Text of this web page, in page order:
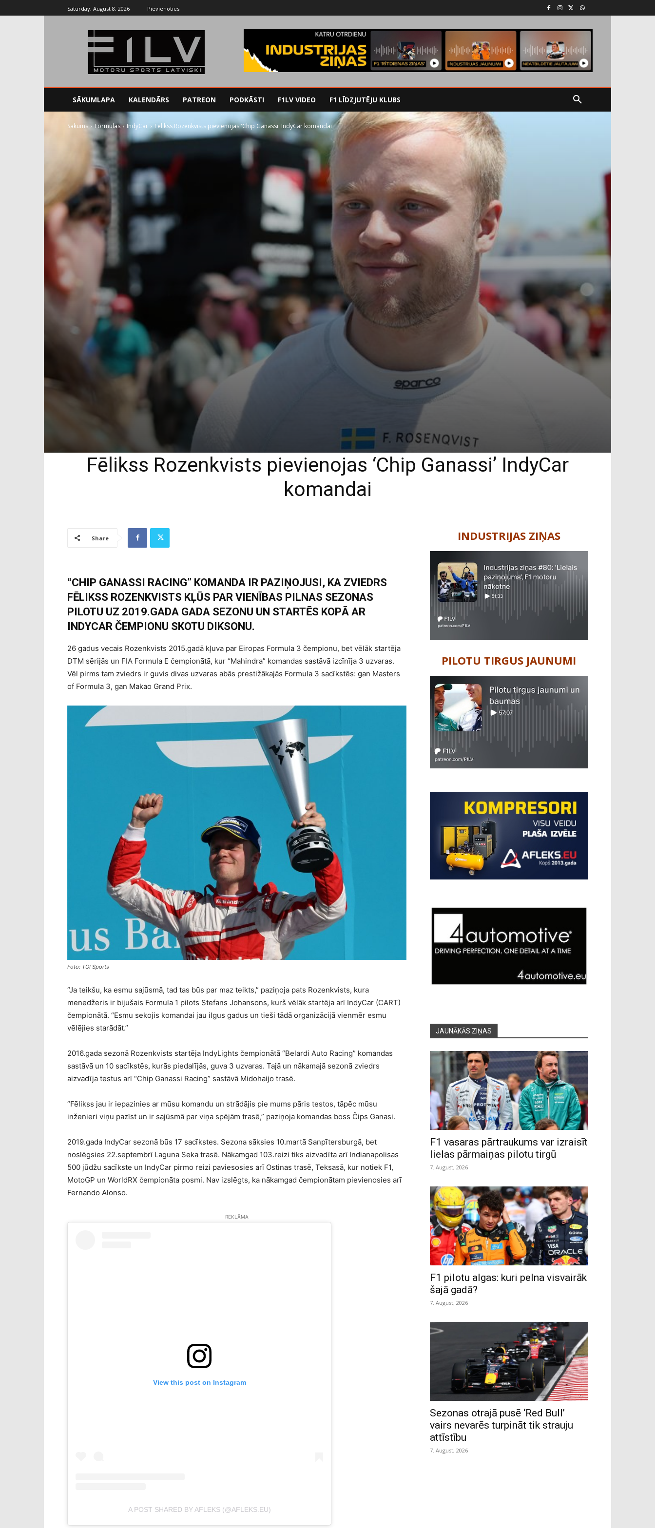
Saturday, August 8, 2026 Pievienoties
SĀKUMLAPA KALENDĀRS PATREON PODKĀSTI F1LV VIDEO F1 LĪDZJUTĒJU KLUBS
Sākums Formulas IndyCar Fēlikss Rozenkvists pievienojas 'Chip Ganassi' IndyCar komandai
Fēlikss Rozenkvists pievienojas ‘Chip Ganassi’ IndyCar
komandai
Share
“CHIP GANASSI RACING” KOMANDA IR PAZIŅOJUSI, KA ZVIEDRS
FĒLIKSS ROZENKVISTS KĻŪS PAR VIENĪBAS PILNAS SEZONAS
PILOTU UZ 2019.GADA GADA SEZONU UN STARTĒS KOPĀ AR
INDYCAR ČEMPIONU SKOTU DIKSONU.
26 gadus vecais Rozenkvists 2015.gadā kļuva par Eiropas Formula 3 čempionu, bet vēlāk startēja
DTM sērijās un FIA Formula E čempionātā, kur “Mahindra” komandas sastāvā izcīnīja 3 uzvaras.
Vēl pirms tam zviedrs ir guvis divas uzvaras abās prestižākajās Formula 3 sacīkstēs: gan Masters
of Formula 3, gan Makao Grand Prix.
Foto: TOI Sports
“Ja teikšu, ka esmu sajūsmā, tad tas būs par maz teikts,” paziņoja pats Rozenkvists, kura
menedžeris ir bijušais Formula 1 pilots Stefans Johansons, kurš vēlāk startēja arī IndyCar (CART)
čempionātā. “Esmu sekojis komandai jau ilgus gadus un tieši tādā organizācijā vienmēr esmu
vēlējies starādāt.”
2016.gada sezonā Rozenkvists startēja IndyLights čempionātā “Belardi Auto Racing” komandas
sastāvā un 10 sacīkstēs, kurās piedalījās, guva 3 uzvaras. Tajā un nākamajā sezonā zviedrs
aizvadīja testus arī “Chip Ganassi Racing” sastāvā Midohaijo trasē.
“Fēlikss jau ir iepazinies ar mūsu komandu un strādājis pie mums pāris testos, tāpēc mūsu
inženieri viņu pazīst un ir sajūsmā par viņa spējām trasē,” paziņoja komandas boss Čips Ganasi.
2019.gada IndyCar sezonā būs 17 sacīkstes. Sezona sāksies 10.martā Sanpītersburgā, bet
noslēgsies 22.septembrī Laguna Seka trasē. Nākamgad 103.reizi tiks aizvadīta arī Indianapolisas
500 jūdžu sacīkste un IndyCar pirmo reizi paviesosies arī Ostinas trasē, Teksasā, kur notiek F1,
MotoGP un WorldRX čempionāta posmi. Nav izslēgts, ka nākamgad čempionātam pievienosies arī
Fernando Alonso.
REKLĀMA
View this post on Instagram
A POST SHARED BY AFLEKS (@AFLEKS.EU)
INDUSTRIJAS ZIŅAS
PILOTU TIRGUS JAUNUMI
JAUNĀKĀS ZIŅAS
F1 vasaras pārtraukums var izraisīt
lielas pārmaiņas pilotu tirgū
7. August, 2026
F1 pilotu algas: kuri pelna visvairāk
šajā gadā?
7. August, 2026
Sezonas otrajā pusē ‘Red Bull’
vairs nevarēs turpināt tik strauju
attīstību
7. August, 2026